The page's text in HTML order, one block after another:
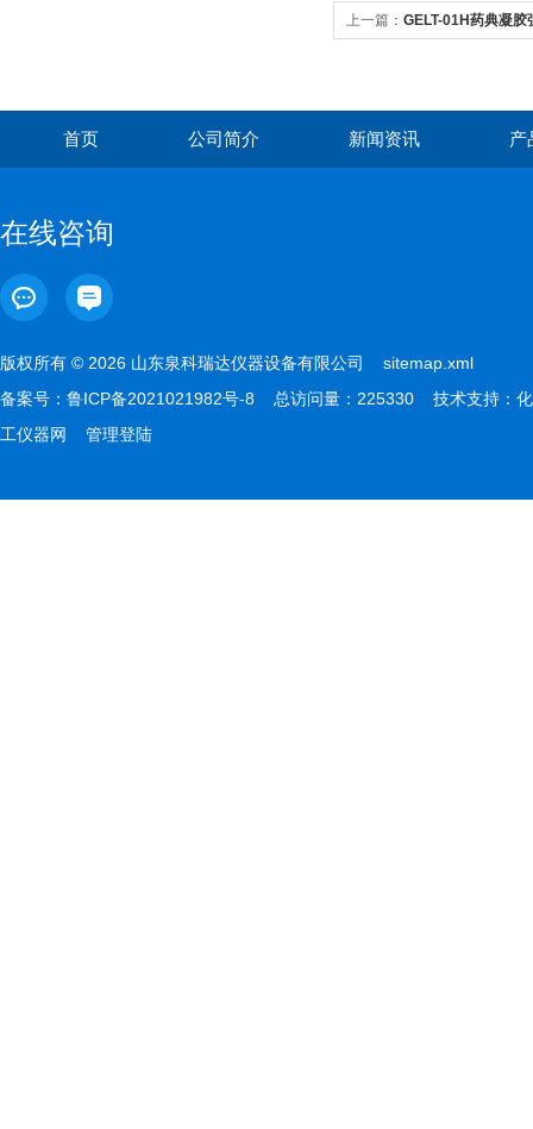
上一篇： GELT-01H药典凝胶
首页 公司简介 新闻资讯 产
在线咨询
版权所有 © 2026 山东泉科瑞达仪器设备有限公司 sitemap.xml
备案号： 鲁ICP备2021021982号-8 总访问量：225330 技术支持： 化
工仪器网
管理登陆